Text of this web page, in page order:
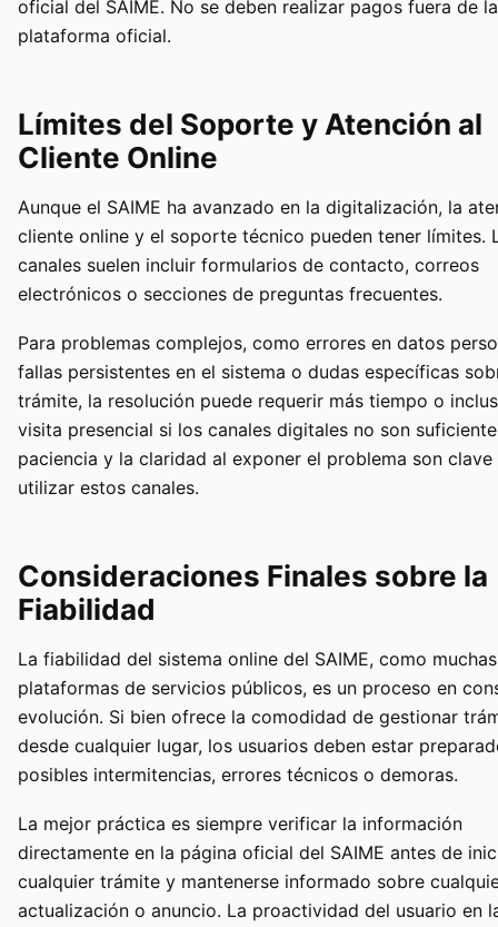
oficial del SAIME. No se deben realizar pagos fuera de la
plataforma oficial.
Límites del Soporte y Atención al
Cliente Online
Aunque el SAIME ha avanzado en la digitalización, la
cliente online y el soporte técnico pueden tener límites.
canales suelen incluir formularios de contacto, correos
electrónicos o secciones de preguntas frecuentes.
Para problemas complejos, como errores en datos
fallas persistentes en el sistema o dudas específicas
trámite, la resolución puede requerir más tiempo o
visita presencial si los canales digitales no son
paciencia y la claridad al exponer el problema son clave
utilizar estos canales.
Consideraciones Finales sobre la
Fiabilidad
La fiabilidad del sistema online del SAIME, como muchas
plataformas de servicios públicos, es un proceso en
evolución. Si bien ofrece la comodidad de gestionar
desde cualquier lugar, los usuarios deben estar
posibles intermitencias, errores técnicos o demoras.
La mejor práctica es siempre verificar la información
directamente en la página oficial del SAIME antes de
cualquier trámite y mantenerse informado sobre
actualización o anuncio. La proactividad del usuario en